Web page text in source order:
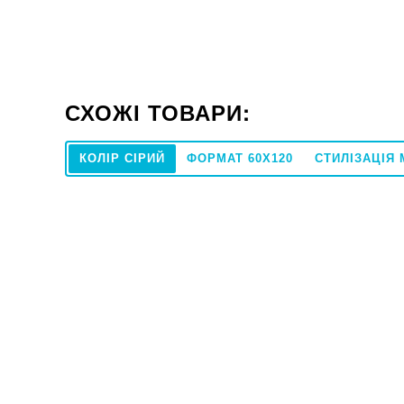
СХОЖІ ТОВАРИ:
КОЛІР СІРИЙ ФОРМАТ 60X120 СТИЛІЗАЦІЯ